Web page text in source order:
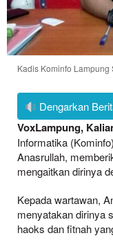
Kadis Kominfo
Dengarkan
VoxLampung,
Informatika
Anasrullah,
mengaitkan dirinya
Kepada wartawan,
menyatakan dirinya
haoks dan fitnah